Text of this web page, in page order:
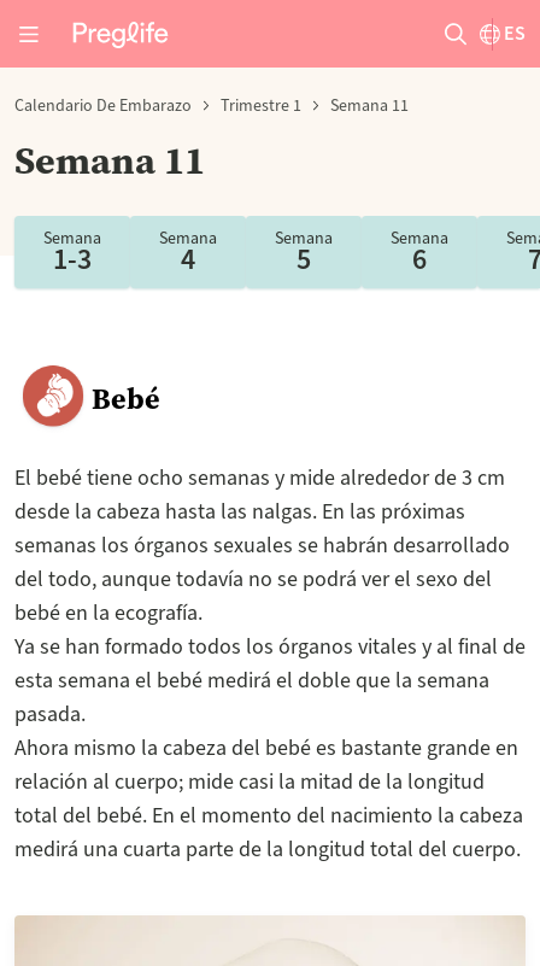
ES
Calendario De Embarazo Trimestre 1 Semana 11
Semana 11
Semana
1-3
Semana
4
Semana
5
Semana
6
Bebé
El bebé tiene ocho semanas y mide alrededor de 3 cm
desde la cabeza hasta las nalgas. En las próximas
semanas los órganos sexuales se habrán desarrollado
del todo, aunque todavía no se podrá ver el sexo del
bebé en la ecografía.
Ya se han formado todos los órganos vitales y al final de
esta semana el bebé medirá el doble que la semana
pasada.
Ahora mismo la cabeza del bebé es bastante grande en
relación al cuerpo; mide casi la mitad de la longitud
total del bebé. En el momento del nacimiento la cabeza
medirá una cuarta parte de la longitud total del cuerpo.